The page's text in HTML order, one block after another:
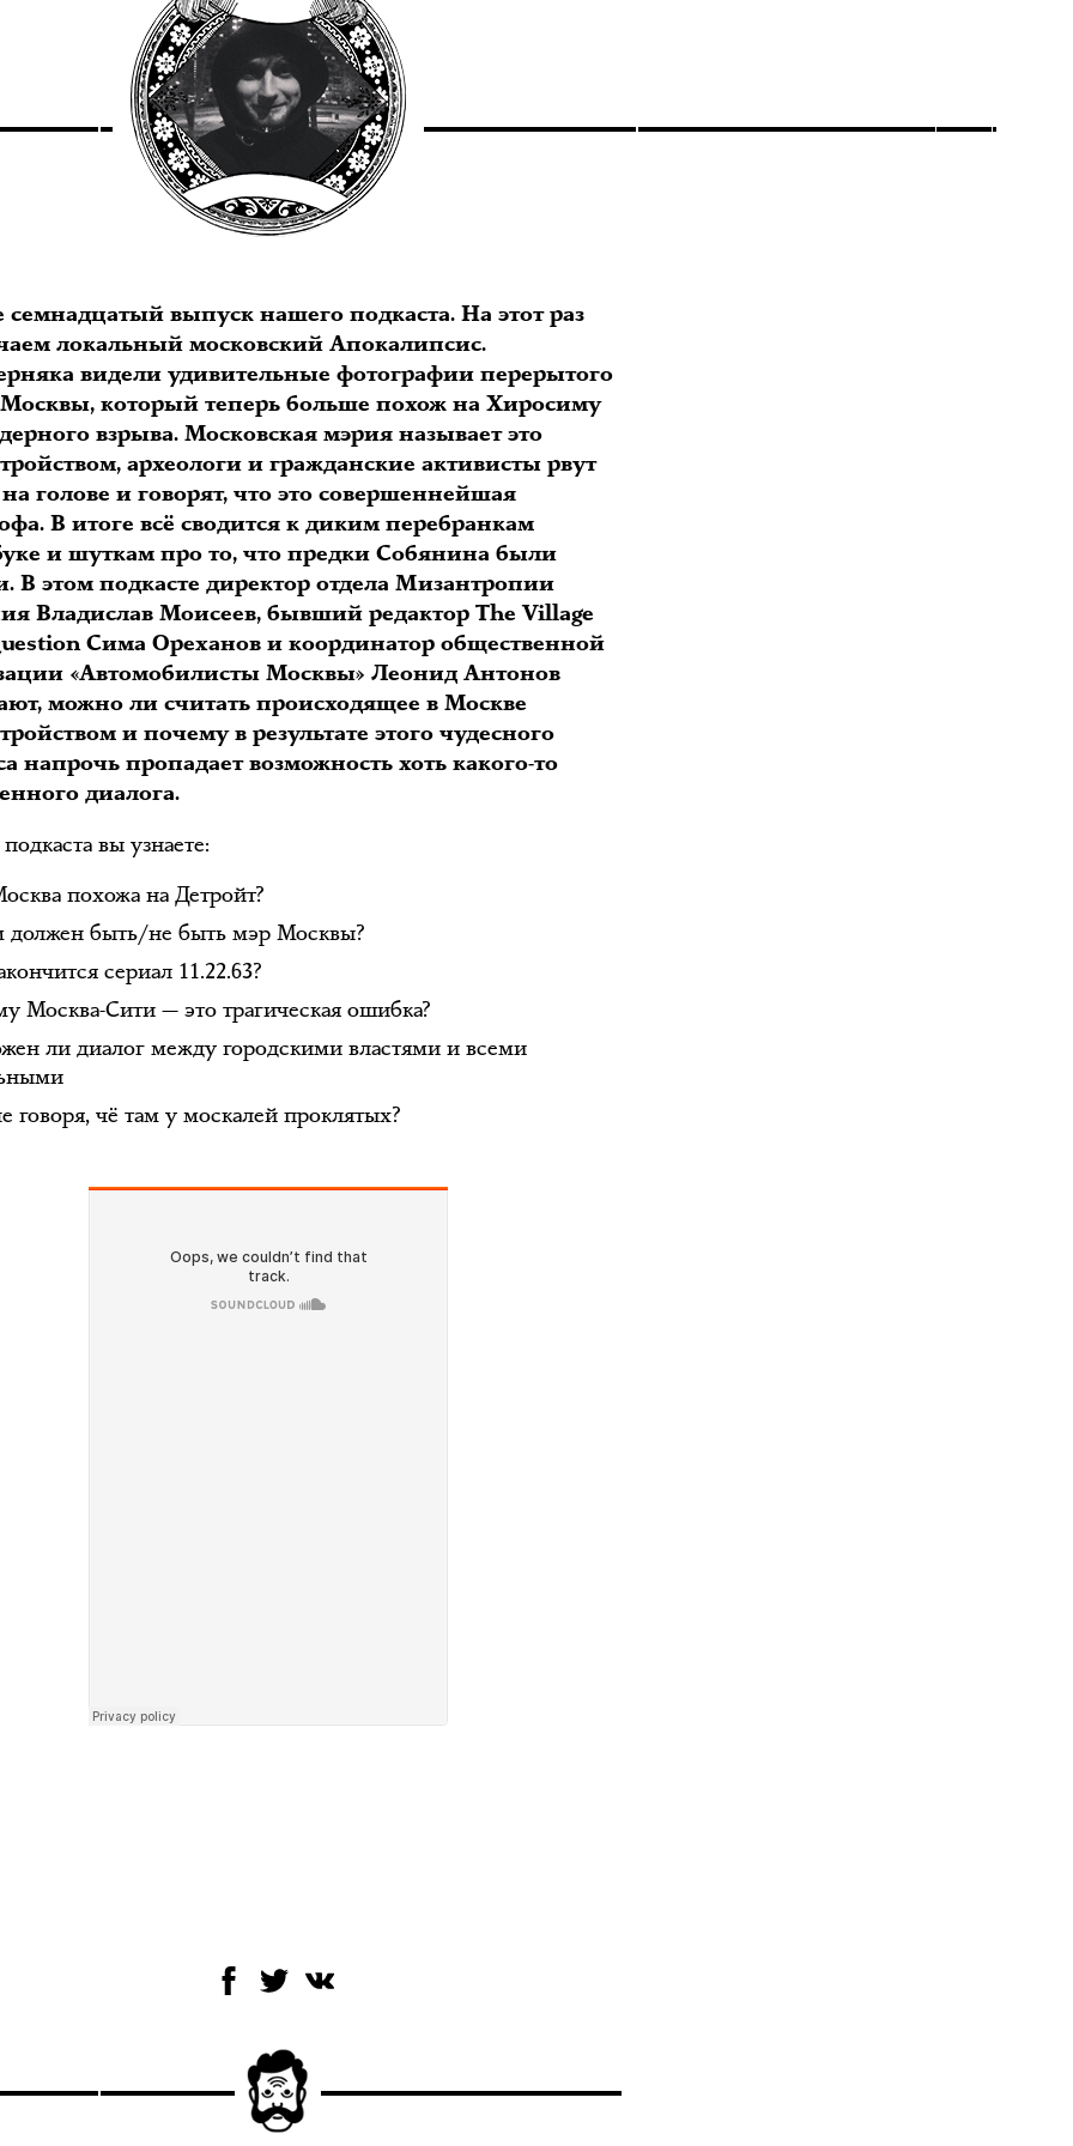
семнадцатый выпуск нашего подкаста. На этот раз
локальный московский Апокалипсис.
видели удивительные фотографии перерытого
который теперь больше похож на Хиросиму
взрыва. Московская мэрия называет это
археологи и гражданские активисты рвут
голове и говорят, что это совершеннейшая
В итоге всё сводится к диким перебранкам
и шуткам про то, что предки Собянина были
В этом подкасте директор отдела Мизантропии
Владислав Моисеев, бывший редактор The Village
Сима Ореханов и координатор общественной
«Автомобилисты Москвы» Леонид Антонов
можно ли считать происходящее в Москве
и почему в результате этого чудесного
напрочь пропадает возможность хоть какого-то
диалога.
вы узнаете:
похожа на Детройт?
должен быть/не быть мэр Москвы?
сериал 11.22.63?
Москва-Сити — это трагическая ошибка?
ли диалог между городскими властями и всеми
говоря, чё там у москалей проклятых?